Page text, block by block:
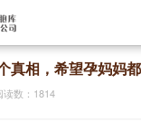
真相，希望孕妈妈
数：1814